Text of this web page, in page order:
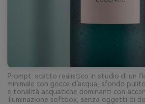
Prompt: scatto realistico in studio di un
minimale con gocce d’acqua, sfondo
e tonalità acquatiche dominanti con
illuminazione softbox, senza oggetti di